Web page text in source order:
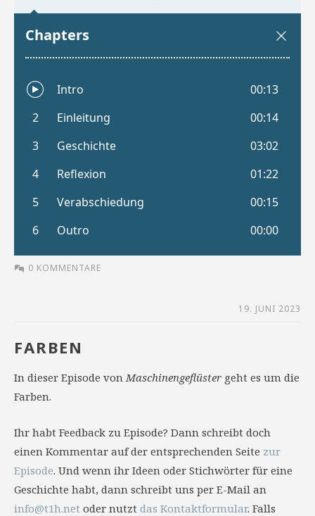
0 KOMMENTARE
19. JUNI 2023
FARBEN
In dieser Episode vonMaschinengeflüster geht es um die
Farben.
Ihr habt Feedback zu Episode? Dann schreibt doch
einen Kommentar auf der entsprechenden Seite zur
Episode. Und wenn ihr Ideen oder Stichwörter für eine
Geschichte habt, dann schreibt uns per E-Mail an
info@t1h.net oder nutzt das Kontaktformular. Falls